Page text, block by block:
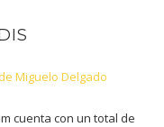
cuenta con un total de